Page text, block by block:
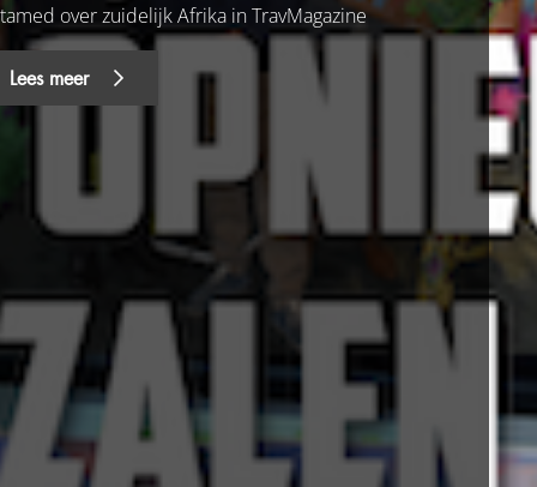
over zuidelijk Afrika in TravMagazine
Lees meer